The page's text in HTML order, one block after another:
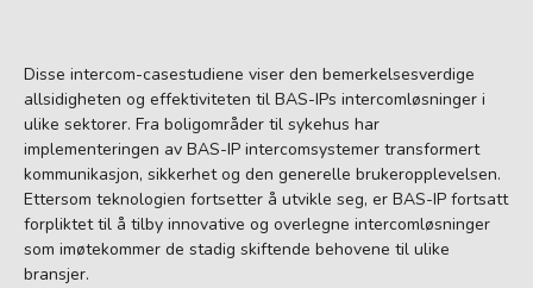
Disse intercom-casestudiene viser den bemerkelsesverdige
allsidigheten og effektiviteten til BAS-IPs intercomløsninger i
ulike sektorer. Fra boligområder til sykehus har
implementeringen av BAS-IP intercomsystemer transformert
kommunikasjon, sikkerhet og den generelle brukeropplevelsen.
Ettersom teknologien fortsetter å utvikle seg, er BAS-IP fortsatt
forpliktet til å tilby innovative og overlegne intercomløsninger
som imøtekommer de stadig skiftende behovene til ulike
bransjer.